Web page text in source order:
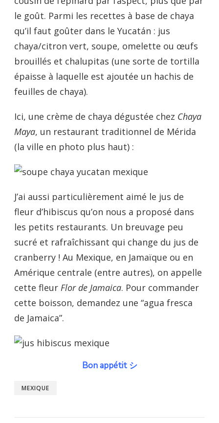
le goût. Parmi les recettes à base de chaya
qu’il faut goûter dans le Yucatán : jus
chaya/citron vert, soupe, omelette ou œufs
brouillés et chalupitas (une sorte de tortilla
épaisse à laquelle est ajoutée un hachis de
feuilles de chaya).
Ici, une crème de chaya dégustée chez Chaya
Maya, un restaurant traditionnel de Mérida
(la ville en photo plus haut) :
J’ai aussi particulièrement aimé le jus de
fleur d’hibiscus qu’on nous a proposé dans
les petits restaurants. Un breuvage peu
sucré et rafraîchissant qui change du jus de
cranberry ! Au Mexique, en Jamaïque ou en
Amérique centrale (entre autres), on appelle
cette fleur Flor de Jamaica. Pour commander
cette boisson, demandez une “agua fresca
de Jamaica”.
Bon appétit シ
MEXIQUE